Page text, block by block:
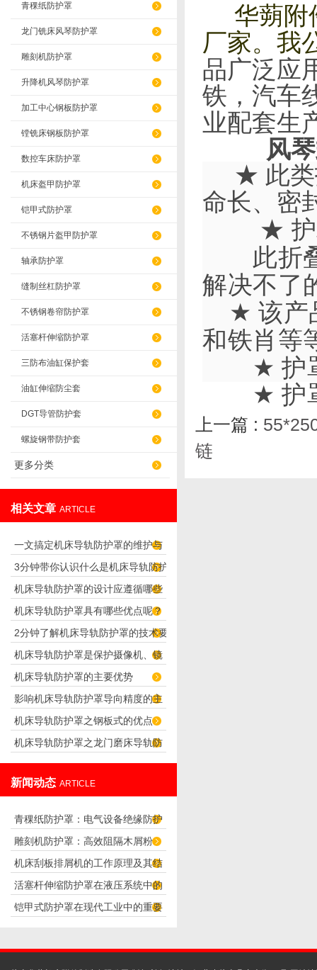
青稞纸防护罩
龙门铣床风琴防护罩
雕刻机防护罩
升降机风琴防护罩
加工中心钢板防护罩
镗铣床钢板防护罩
数控车床防护罩
机床盔甲防护罩
铠甲式防护罩
不锈钢片盔甲防护罩
轴承防护罩
缝制丝杠防护罩
不锈钢卷帘防护罩
活塞杆伸缩防护罩
三防布油缸保护套
油缸伸缩防尘套
DGT导管防护套
螺旋钢带防护套
更多分类
相关文章 ARTICLE
一文搞定机床导轨防护罩的维护与
保养要点
3分钟带你认识什么是机床导轨防护
罩
机床导轨防护罩的设计应遵循哪些
理念呢？
机床导轨防护罩具有哪些优点呢？
2分钟了解机床导轨防护罩的技术要
求
机床导轨防护罩是保护摄像机、镜
头正常工作的防护罩
机床导轨防护罩的主要优势
影响机床导轨防护罩导向精度的主
要因素
机床导轨防护罩之钢板式的优点
机床导轨防护罩之龙门磨床导轨防
新闻动态 ARTICLE
青稞纸防护罩：电气设备绝缘防护
专用方案
雕刻机防护罩：高效阻隔木屑粉
尘，守护设备精度与安全
机床刮板排屑机的工作原理及其结
构分析
活塞杆伸缩防护罩在液压系统中的
应用
铠甲式防护罩在现代工业中的重要
华蒴附
厂家。 我
品广泛应
铁，汽车
业配套生
风
★ 此类
命长、密
★ 护罩
此折叠
解决不了
★ 该产
和铁肖等
★ 护
★ 护
上一篇 :
链